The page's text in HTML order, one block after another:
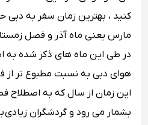
کنید ، بهترین زمان سفر به دبی
مارس یعنی ماه آذر و فصل
در طی این ماه ‌های ذکر شده به
هوای دبی به نسبت مطبوع ‌تر
این زمان از سال که به اصطلاح
بشمار می رود و گردشگران